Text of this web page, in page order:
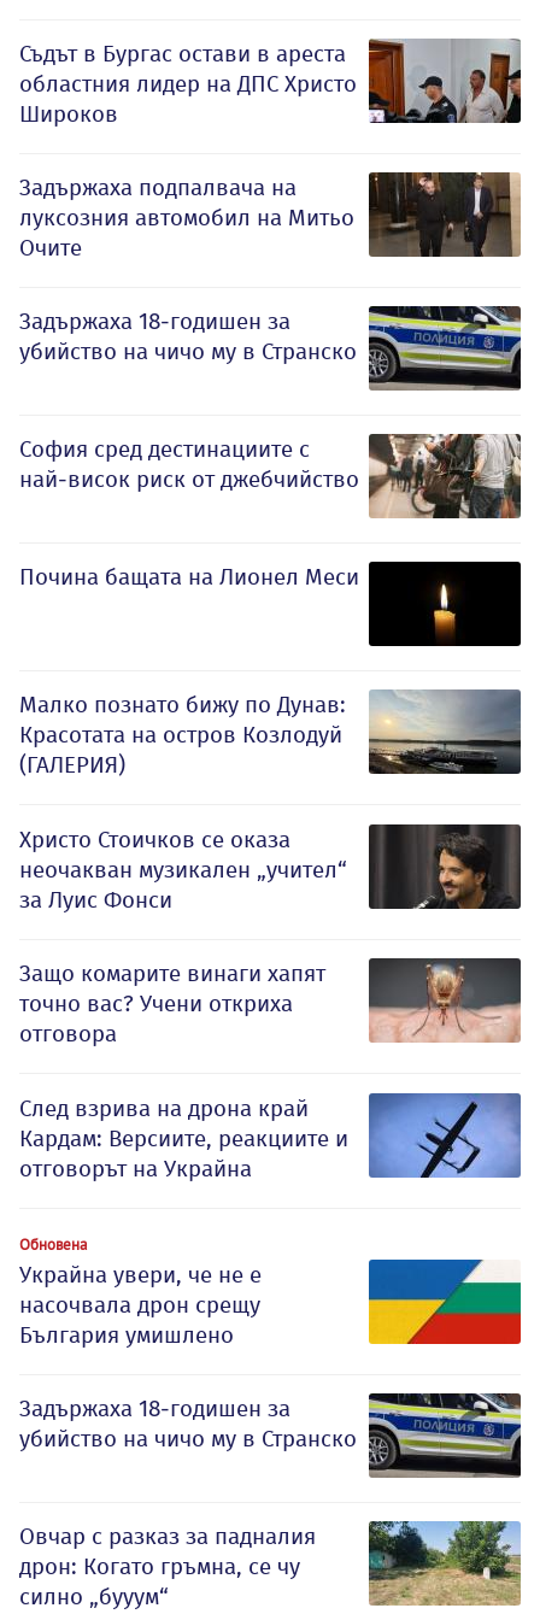
Съдът в Бургас остави в ареста
областния лидер на ДПС Христо
Широков
Задържаха подпалвача на
луксозния автомобил на Митьо
Очите
Задържаха 18-годишен за
убийство на чичо му в Странско
София сред дестинациите с
най-висок риск от джебчийство
Почина бащата на Лионел Меси
Малко познато бижу по Дунав:
Красотата на остров Козлодуй
(ГАЛЕРИЯ)
Христо Стоичков се оказа
неочакван музикален „учител“
за Луис Фонси
Защо комарите винаги хапят
точно вас? Учени откриха
отговора
След взрива на дрона край
Кардам: Версиите, реакциите и
отговорът на Украйна
Обновена
Украйна увери, че не е
насочвала дрон срещу
България умишлено
Задържаха 18-годишен за
убийство на чичо му в Странско
Овчар с разказ за падналия
дрон: Когато гръмна, се чу
силно „бууум“